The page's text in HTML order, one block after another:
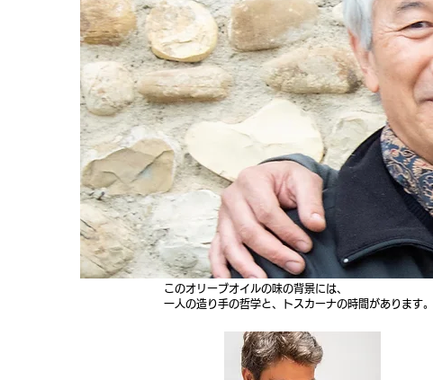
このオリーブオイルの味の背景には、
一人の造り手の哲学と、トスカーナの時間があります。